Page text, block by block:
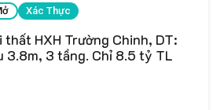
Xác Thực
thất HXH Trường Chinh, DT:
3.8m, 3 tầng. Chỉ 8.5 tỷ TL